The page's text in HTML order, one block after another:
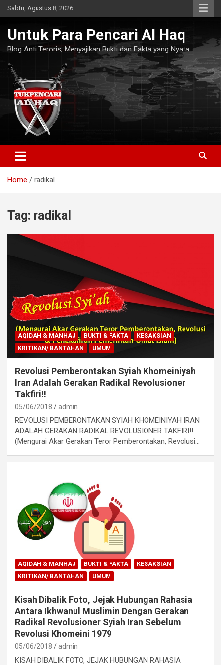
Skip
to
Sabtu, Agustus 8, 2026
Untuk Para Pencari Al Haq
Blog Anti Teroris, Menyajikan Bukti dan Fakta yang Nyata
Home radikal
Tag: radikal
AQIDAH & MANHAJ BUKTI & FAKTA
KESAKSIAN
KRITIKAN/ BANTAHAN
UMUM
Revolusi Pemberontakan Syiah Khomeiniyah
Iran Adalah Gerakan Radikal Revolusioner
Takfiri!!
05/06/2018 admin
REVOLUSI PEMBERONTAKAN SYIAH KHOMEINIYAH IRAN
ADALAH GERAKAN RADIKAL REVOLUSIONER TAKFIRI!!
(Mengurai Akar Gerakan Teror Pemberontakan, Revolusi…
AQIDAH & MANHAJ BUKTI & FAKTA
KESAKSIAN
KRITIKAN/ BANTAHAN
UMUM
Kisah Dibalik Foto, Jejak Hubungan Rahasia
Antara Ikhwanul Muslimin Dengan Gerakan
Radikal Revolusioner Syiah Iran Sebelum
Revolusi Khomeini 1979
05/06/2018 admin
KISAH DIBALIK FOTO, JEJAK HUBUNGAN RAHASIA